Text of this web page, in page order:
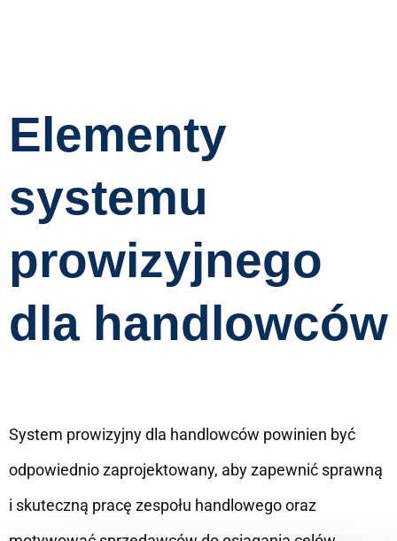
Elementy
systemu
prowizyjnego
dla handlowców
System prowizyjny dla handlowców powinien być
odpowiednio zaprojektowany, aby zapewnić sprawną
i skuteczną pracę zespołu handlowego oraz